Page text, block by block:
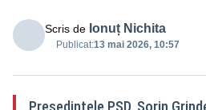
Scris de Ionuț Nichita
Publicat:13 mai 2026, 10:57
Președintele PSD, Sorin